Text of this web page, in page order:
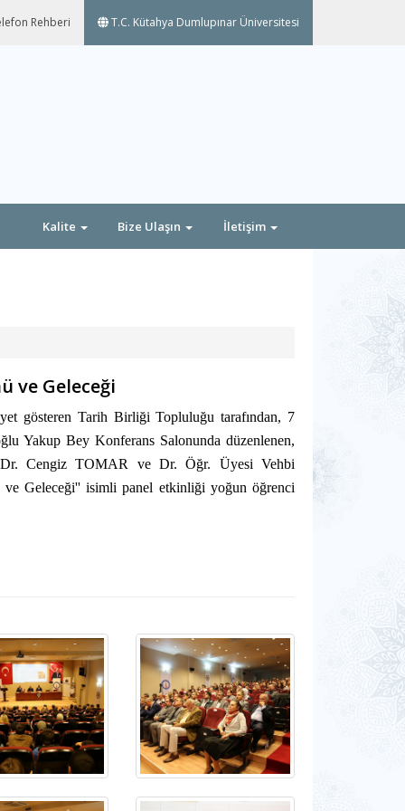
Rehberi T.C. Kütahya Dumlupınar Üniversitesi
Kalite Bize Ulaşın İletişim
ve Geleceği
gösteren Tarih Birliği Topluluğu tarafından, 7
Yakup Bey Konferans Salonunda düzenlenen,
Dr. Cengiz TOMAR ve Dr. Öğr. Üyesi Vehbi
Geleceği'' isimli panel etkinliği yoğun öğrenci